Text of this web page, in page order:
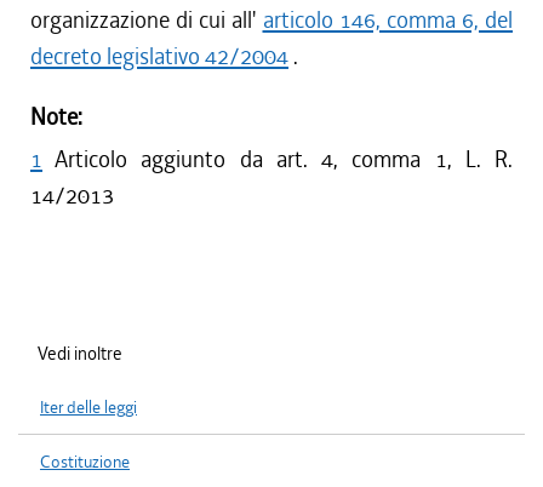
organizzazione di cui all' articolo 146, comma 6, del
decreto legislativo 42/2004 .
Note:
1 Articolo aggiunto da art. 4, comma 1, L. R.
14/2013
Vedi inoltre
Iter delle leggi
Costituzione